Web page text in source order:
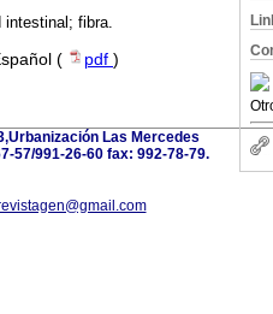
intestinal; fibra.
( pdf )
Las Mercedes
57/991-26-60 fax: 992-78-79.